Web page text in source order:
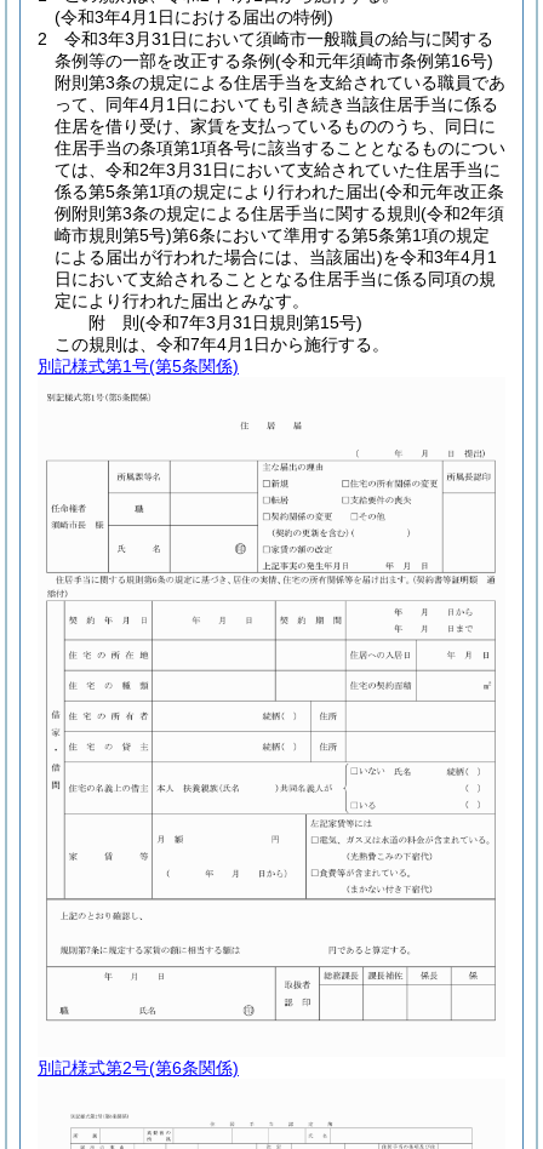
(令和3年4月1日における届出の特例)
2
令和3年3月31日において須崎市一般職員の給与に関する
条例等の一部を改正する条例(令和元年須崎市条例第16号)
附則第3条の規定による住居手当を支給されている職員であ
って、同年4月1日においても引き続き当該住居手当に係る
住居を借り受け、家賃を支払っているもののうち、同日に
住居手当の条項第1項各号に該当することとなるものについ
ては、令和2年3月31日において支給されていた住居手当に
係る第5条第1項の規定により行われた届出(令和元年改正条
例附則第3条の規定による住居手当に関する規則 (令和2年須
崎市規則第5号)第6条において準用する第5条第1項の規定
による届出が行われた場合には、当該届出)を令和3年4月1
日において支給されることとなる住居手当に係る同項の規
定により行われた届出とみなす。
附 則(令和7年3月31日規則第15号)
この規則は、令和7年4月1日から施行する。
別記様式第1号(第5条関係)
別記様式第2号(第6条関係)